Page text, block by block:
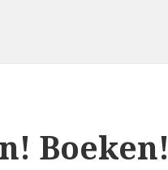
Boeken!